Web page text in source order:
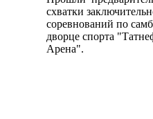
схватки
соревнований по
дворце спорта
Арена".